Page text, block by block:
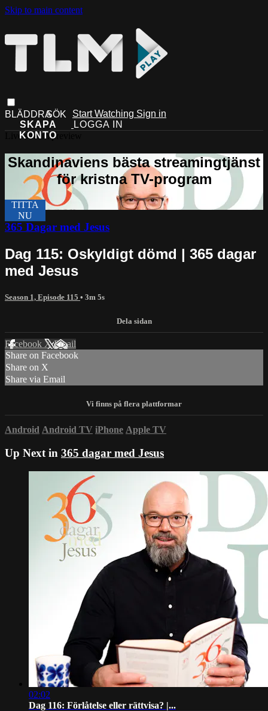
Skip to main content
Start Watching Sign in
Live stream preview
365 Dagar med Jesus
Dag 115: Oskyldigt dömd | 365 dagar
med Jesus
Season 1, Episode 115 • 3m 5s
Facebook XEmail
Share on Facebook
Share on X
Share via Email
Android Android TV iPhone Apple TV
Up Next in 365 dagar med Jesus
02:02
Dag 116: Förlåtelse eller rättvisa? |...